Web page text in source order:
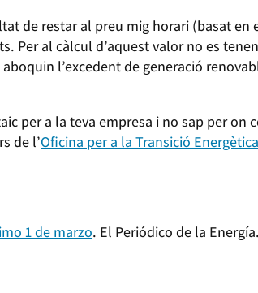
de restar al preu mig horari (basat en
Per al càlcul d’aquest valor no es
l’excedent de generació
per a la teva empresa i no sap per on
de l’Oficina per a la Transició
1 de marzo. El Periódico de la Energía.